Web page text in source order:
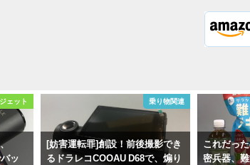
ェット
ッ
乗り物関連
[妨害運転罪]創設！前後撮影でき
るドラレコCOOAU D68で、煽り
これだっ
密兵器、